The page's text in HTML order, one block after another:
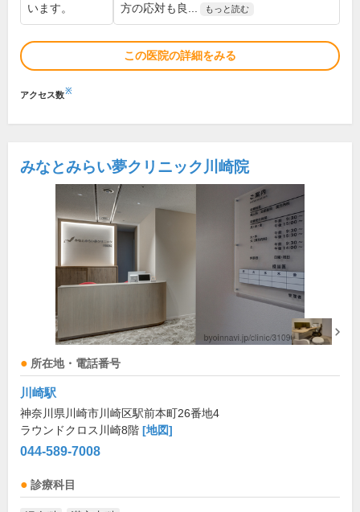
います。
方の応対も良...
もっと読む
この医院の詳細をみる
アクセス数※
みなとみらい夢クリニック川崎院
所在地・電話番号
川崎駅
神奈川県川崎市川崎区駅前本町26番地4
ラウンドクロス川崎8階 [地図]
044-589-7008
診療科目